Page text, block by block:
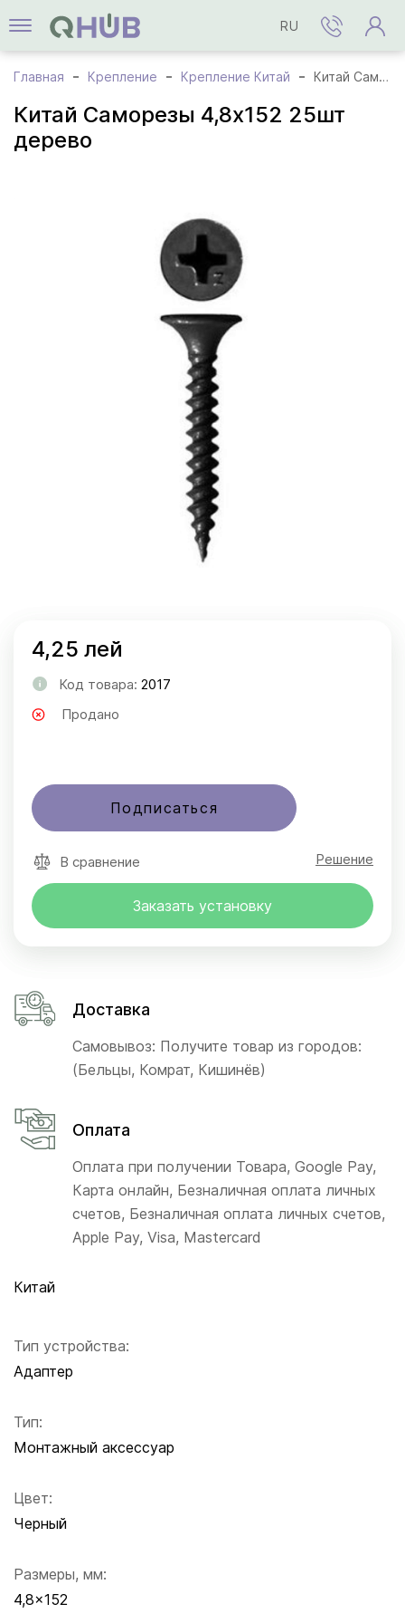
RU
Главная Крепление Крепление Китай Китай Саморезы 4,8x152 25шт дерево
Китай Саморезы 4,8x152 25шт
дерево
Китай
Тип устройства:
Адаптер
Тип:
Монтажный аксессуар
Цвет:
Черный
Размеры, мм:
4,8x152
4,25 лей
Код товара: 2017
Продано
Подписаться
В сравнение Решение
Заказать установку
Доставка
Самовывоз: Получите товар из городов:
(Бельцы, Комрат, Кишинёв)
Оплата
Оплата при получении Товара, Google Pay,
Карта онлайн, Безналичная оплата личных
счетов, Безналичная оплата личных счетов,
Apple Pay, Visa, Mastercard